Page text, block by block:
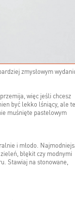
zmysłowym
więc jeśli chcesz
być lekko lśniący, ale
muśnięte pastelowym
i młodo.
błękit czy modnymi
Stawiaj na stonowane,